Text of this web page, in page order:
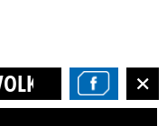
MEYER